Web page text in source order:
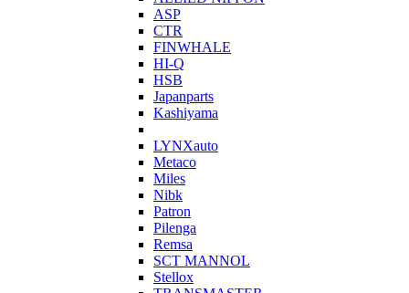
ASP
CTR
FINWHALE
HI-Q
HSB
Japanparts
Kashiyama
LYNXauto
Metaco
Miles
Nibk
Patron
Pilenga
Remsa
SCT MANNOL
Stellox